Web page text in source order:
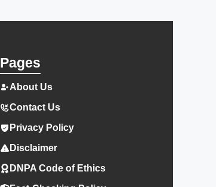
Pages
About Us
Contact Us
Privacy Policy
Disclaimer
DNPA Code of Ethics